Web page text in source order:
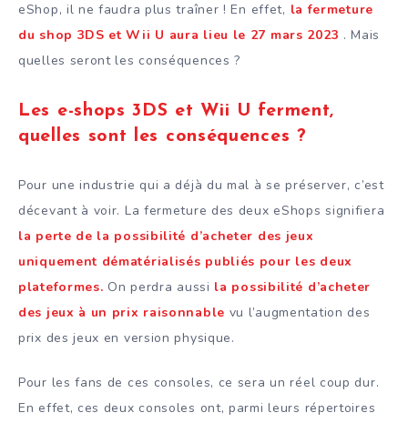
eShop, il ne faudra plus traîner ! En effet, la fermeture
du shop 3DS et Wii U aura lieu le 27 mars 2023 . Mais
quelles seront les conséquences ?
Les e-shops 3DS et Wii U ferment,
quelles sont les conséquences ?
Pour une industrie qui a déjà du mal à se préserver, c’est
décevant à voir. La fermeture des deux eShops signifiera
la perte de la possibilité d’acheter des jeux
uniquement dématérialisés publiés pour les deux
plateformes. On perdra aussi la possibilité d’acheter
des jeux à un prix raisonnable vu l’augmentation des
prix des jeux en version physique.
Pour les fans de ces consoles, ce sera un réel coup dur.
En effet, ces deux consoles ont, parmi leurs répertoires